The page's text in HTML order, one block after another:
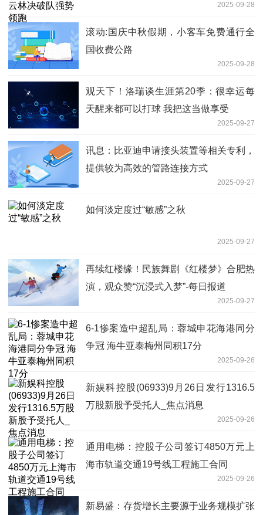
2025-09-28
滚动:国庆中秋假期，小客车免费通行全
国收费公路
2025-09-28
观天下！洛瑞谈生涯第20季：很幸运每
天醒来都可以打球 我把这当做享受
2025-09-27
讯息：比亚迪申请接头装置等相关专利，
提供较为高效的管路连接方式
2025-09-27
如何淡定度过“敏感”之秋
2025-09-27
再续红楼缘！民族舞剧《红楼梦》合肥热
演，观众赞“沉浸式入梦”-每日报道
2025-09-27
6-1惨案造中超乱局：蓉城申花海港同分
争冠 海牛亚泰梅州同积17分
2025-09-26
新娱科控股(06933)9月26日发行1316.5
万股新股予受托人_焦点消息
2025-09-26
通用电梯：控股子公司签订4850万元上
海市轨道交通19号线工程施工合同
2025-09-26
新易盛：存货增长主要源于业务规模扩张